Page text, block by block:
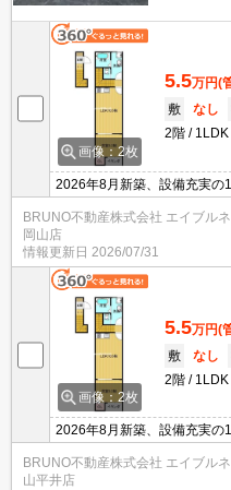
画像：2枚
5.5万円(
敷
なし
2階
1LDK
2026年8月新築、設備充実の
BRUNO不動産株式会社 エイブル
岡山店
情報更新日 2026/07/31
画像：2枚
5.5万円(
敷
なし
2階
1LDK
2026年8月新築、設備充実の
BRUNO不動産株式会社 エイブル
山平井店